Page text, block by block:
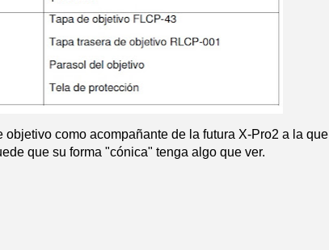
objetivo como acompañante de la futura X-Pro2 a la que
que su forma "cónica" tenga algo que ver.